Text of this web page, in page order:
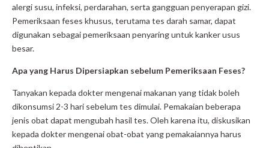
alergi susu, infeksi, perdarahan, serta gangguan penyerapan gizi.
Pemeriksaan feses khusus, terutama tes darah samar, dapat
digunakan sebagai pemeriksaan penyaring untuk kanker usus
besar.
Apa yang Harus Dipersiapkan sebelum Pemeriksaan Feses?
Tanyakan kepada dokter mengenai makanan yang tidak boleh
dikonsumsi 2-3 hari sebelum tes dimulai. Pemakaian beberapa
jenis obat dapat mengubah hasil tes. Oleh karena itu, diskusikan
kepada dokter mengenai obat-obat yang pemakaiannya harus